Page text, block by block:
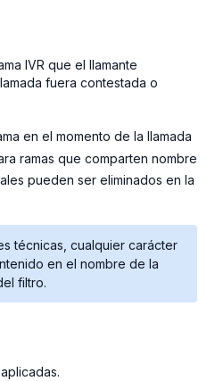
IVR que el llamante
fuera contestada o
en el momento de la llamada
ramas que comparten nombre
pueden ser eliminados en la
técnicas, cualquier carácter
en el nombre de la
filtro.